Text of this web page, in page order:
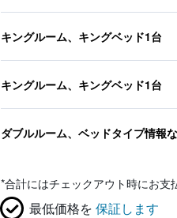
キングルーム、キングベッド1台
キングルーム、キングベッド1台
ダブルルーム、ベッドタイプ情報
*合計にはチェックアウト時にお支
最低価格を 保証します